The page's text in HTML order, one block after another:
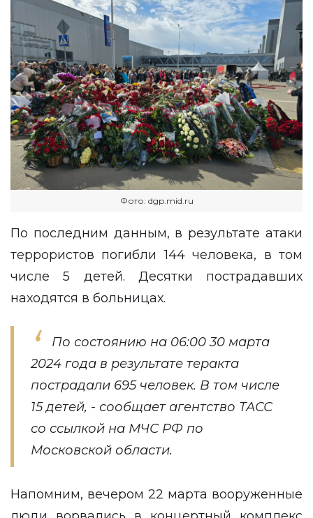
Фото: dgp.mid.ru
По последним данным, в результате атаки
террористов погибли 144 человека, в том
числе 5 детей. Десятки пострадавших
находятся в больницах.
По состоянию на 06:00 30 марта
2024 года в результате теракта
пострадали 695 человек. В том числе
15 детей, - сообщает агентство ТАСС
со ссылкой на МЧС РФ по
Московской области.
Напомним, вечером 22 марта вооруженные